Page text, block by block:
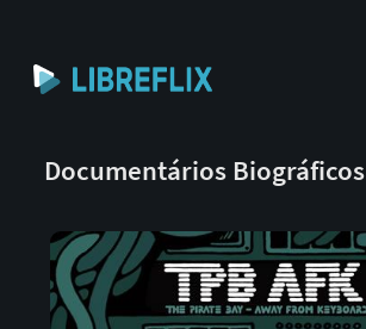
Documentários Biográficos